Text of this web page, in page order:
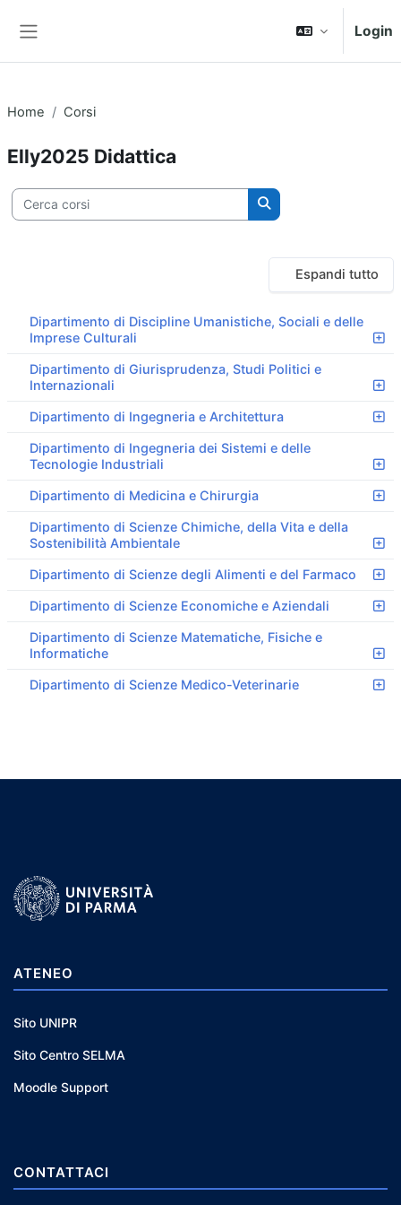
Login
Home Corsi
Elly2025 Didattica
di corso
Cerca corsi
Cerca corsi
Espandi tutto
Dipartimento di Discipline Umanistiche, Sociali e delle
Imprese Culturali
Dipartimento di Giurisprudenza, Studi Politici e
Internazionali
Dipartimento di Ingegneria e Architettura
Dipartimento di Ingegneria dei Sistemi e delle
Tecnologie Industriali
Dipartimento di Medicina e Chirurgia
Dipartimento di Scienze Chimiche, della Vita e della
Sostenibilità Ambientale
Dipartimento di Scienze degli Alimenti e del Farmaco
Dipartimento di Scienze Economiche e Aziendali
Dipartimento di Scienze Matematiche, Fisiche e
Informatiche
Dipartimento di Scienze Medico-Veterinarie
ATENEO
Sito UNIPR
Sito Centro SELMA
Moodle Support
CONTATTACI